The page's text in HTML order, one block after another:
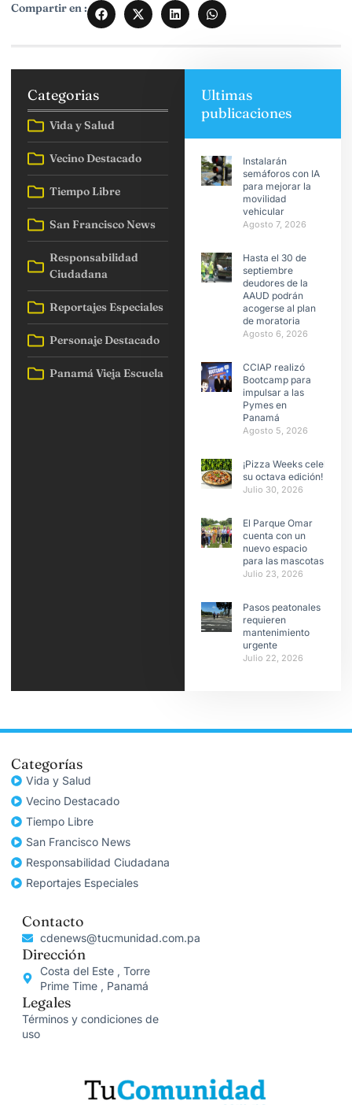
Compartir en :
Categorias
Vida y Salud
Vecino Destacado
Tiempo Libre
San Francisco News
Responsabilidad
Ciudadana
Reportajes Especiales
Personaje Destacado
Panamá Vieja Escuela
Ultimas
publicaciones
Instalarán
semáforos con IA
para mejorar la
movilidad
vehicular
Agosto 7, 2026
Hasta el 30 de
septiembre
deudores de la
AAUD podrán
acogerse al plan
de moratoria
Agosto 6, 2026
CCIAP realizó
Bootcamp para
impulsar a las
Pymes en
Panamá
Agosto 5, 2026
¡Pizza Weeks celebra
su octava edición!
Julio 30, 2026
El Parque Omar
cuenta con un
nuevo espacio
para las mascotas
Julio 23, 2026
Pasos peatonales
requieren
mantenimiento
urgente
Julio 22, 2026
Categorías
Vida y Salud
Vecino Destacado
Tiempo Libre
San Francisco News
Responsabilidad Ciudadana
Reportajes Especiales
Contacto
cdenews@tucmunidad.com.pa
Dirección
Costa del Este , Torre
Prime Time , Panamá
Legales
Términos y condiciones de
uso